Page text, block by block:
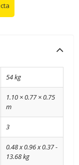
54 kg
1.10 × 0.77 × 0.75
m
3
0.48 x 0.96 x 0.37 -
13.68 kg